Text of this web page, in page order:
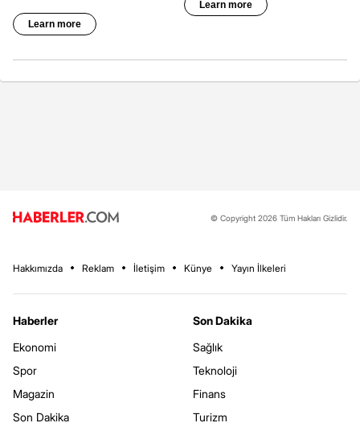
© Copyright 2026 Tüm Hakları Gizlidir.
Hakkımızda Reklam İletişim Künye Yayın İlkeleri
Haberler
Ekonomi
Spor
Magazin
Son Dakika
Son Dakika
Sağlık
Teknoloji
Finans
Turizm